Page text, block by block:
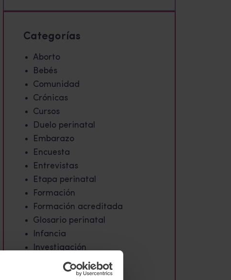
Categorías
Aborto
Bebés
Comunidad
Crónicas
Cursos
Duelo perinatal
Embarazo
Encuesta
Entrevistas
Etapa perinatal
Formación
Formación acreditada
Glosario perinatal
Infancia
Investigación
Jornadas y congresos
Lactancia materna